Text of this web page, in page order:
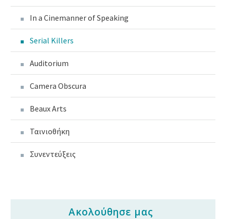
In a Cinemanner of Speaking
Serial Killers
Auditorium
Camera Obscura
Beaux Arts
Ταινιοθήκη
Συνεντεύξεις
Ακολούθησε μας